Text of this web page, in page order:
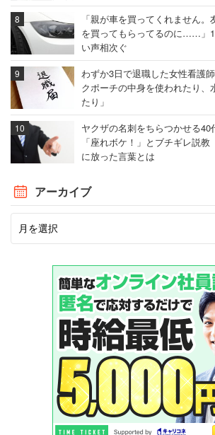
「親が車を買ってくれません
を買ってもらってるのに……」
い声相次ぐ
わずか3日で退職した女性看護
クポーチの中身を使われたり、
たり」
ヤクザの名刺をちらつかせる
「座れボケ！」とブチギレ説
に放った言葉とは
アーカイブ